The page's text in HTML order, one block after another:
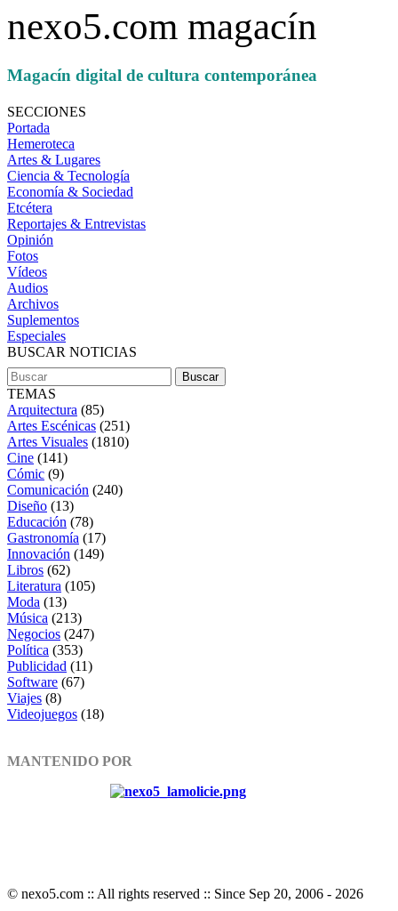
nexo5.com magacín
Magacín digital de cultura contemporánea
SECCIONES
Portada
Hemeroteca
Artes & Lugares
Ciencia & Tecnología
Economía & Sociedad
Etcétera
Reportajes & Entrevistas
Opinión
Fotos
Vídeos
Audios
Archivos
Suplementos
Especiales
BUSCAR NOTICIAS
TEMAS
Arquitectura (85)
Artes Escénicas (251)
Artes Visuales (1810)
Cine (141)
Cómic (9)
Comunicación (240)
Diseño (13)
Educación (78)
Gastronomía (17)
Innovación (149)
Libros (62)
Literatura (105)
Moda (13)
Música (213)
Negocios (247)
Política (353)
Publicidad (11)
Software (67)
Viajes (8)
Videojuegos (18)
MANTENIDO POR
© nexo5.com :: All rights reserved :: Since Sep 20, 2006 - 2026